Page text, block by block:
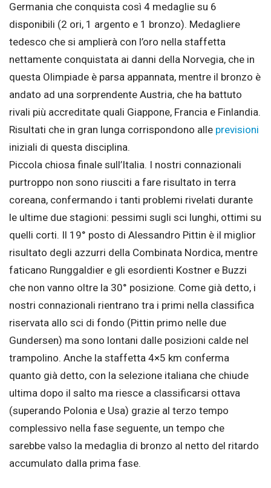
Germania che conquista così 4 medaglie su 6
disponibili (2 ori, 1 argento e 1 bronzo). Medagliere
tedesco che si amplierà con l’oro nella staffetta
nettamente conquistata ai danni della Norvegia, che in
questa Olimpiade è parsa appannata, mentre il bronzo è
andato ad una sorprendente Austria, che ha battuto
rivali più accreditate quali Giappone, Francia e Finlandia.
Risultati che in gran lunga corrispondono alle previsioni
iniziali di questa disciplina.
Piccola chiosa finale sull’Italia. I nostri connazionali
purtroppo non sono riusciti a fare risultato in terra
coreana, confermando i tanti problemi rivelati durante
le ultime due stagioni: pessimi sugli sci lunghi, ottimi su
quelli corti. Il 19° posto di Alessandro Pittin è il miglior
risultato degli azzurri della Combinata Nordica, mentre
faticano Runggaldier e gli esordienti Kostner e Buzzi
che non vanno oltre la 30° posizione. Come già detto, i
nostri connazionali rientrano tra i primi nella classifica
riservata allo sci di fondo (Pittin primo nelle due
Gundersen) ma sono lontani dalle posizioni calde nel
trampolino. Anche la staffetta 4×5 km conferma
quanto già detto, con la selezione italiana che chiude
ultima dopo il salto ma riesce a classificarsi ottava
(superando Polonia e Usa) grazie al terzo tempo
complessivo nella fase seguente, un tempo che
sarebbe valso la medaglia di bronzo al netto del ritardo
accumulato dalla prima fase.